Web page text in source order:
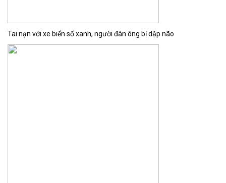
Tai nạn với xe biển số xanh, người đàn ông bị dập não